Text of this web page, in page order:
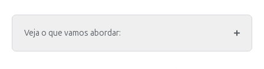
Veja o que vamos abordar: